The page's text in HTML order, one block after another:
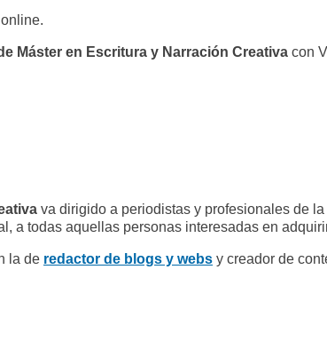
Máster en Escritura y Narración Creativa con
va dirigido a periodistas y profesionales de
a todas aquellas personas interesadas en
la de redactor de blogs y webs y creador de